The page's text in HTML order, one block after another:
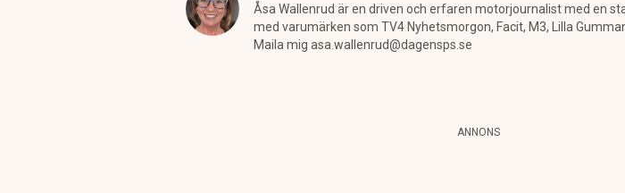
Åsa Wallenrud är en driven och erfaren motorjournalist med en
med varumärken som TV4 Nyhetsmorgon, Facit, M3, Lilla
Maila mig asa.wallenrud@dagensps.se
ANNONS